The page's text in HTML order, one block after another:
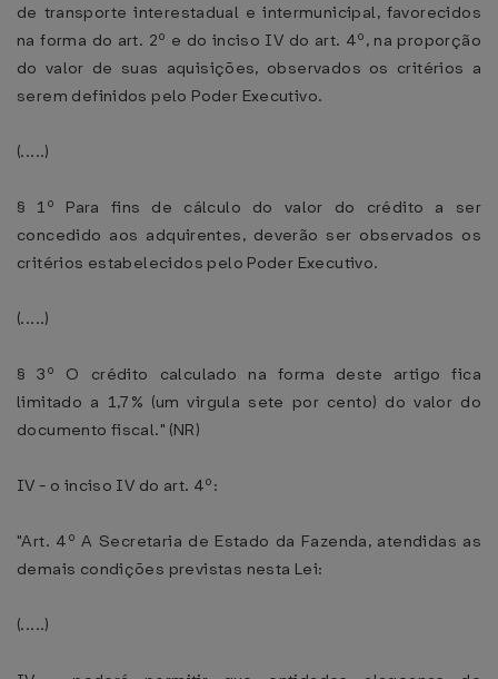
de transporte interestadual e intermunicipal, favorecidos
na forma do art. 2º e do inciso IV do art. 4º, na proporção
do valor de suas aquisições, observados os critérios a
serem definidos pelo Poder Executivo.
(.....)
§ 1º Para fins de cálculo do valor do crédito a ser
concedido aos adquirentes, deverão ser observados os
critérios estabelecidos pelo Poder Executivo.
(.....)
§ 3º O crédito calculado na forma deste artigo fica
limitado a 1,7% (um virgula sete por cento) do valor do
documento fiscal." (NR)
IV - o inciso IV do art. 4º:
"Art. 4º A Secretaria de Estado da Fazenda, atendidas as
demais condições previstas nesta Lei:
(.....)